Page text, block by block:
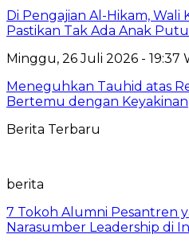
Di Pengajian Al-Hikam, Wali
Pastikan Tak Ada Anak
Minggu, 26 Juli 2026 - 19:37
Meneguhkan Tauhid atas
Bertemu dengan Keyakinan
Berita Terbaru
berita
7 Tokoh Alumni Pesantren
Narasumber Leadership di